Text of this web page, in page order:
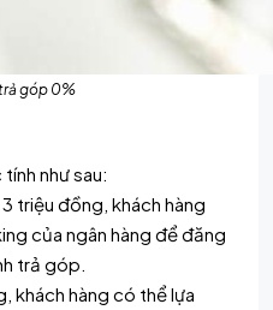
góp 0%
như sau:
3 triệu đồng, khách hàng
của ngân hàng để đăng
trả góp.
khách hàng có thể lựa